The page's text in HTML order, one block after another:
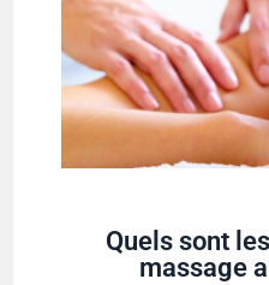
Quels sont
massage